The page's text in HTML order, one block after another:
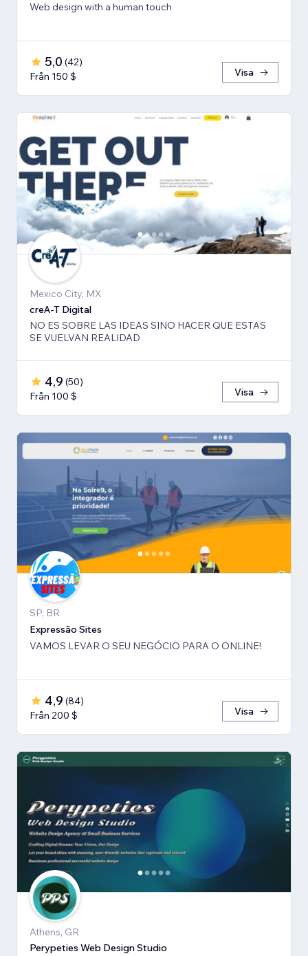
Web design with a human touch
5,0 (42)
Från 150 $
Visa
Mexico City, MX
creA-T Digital
NO ES SOBRE LAS IDEAS SINO HACER QUE ESTAS
SE VUELVAN REALIDAD
4,9 (50)
Från 100 $
Visa
SP, BR
Expressão Sites
VAMOS LEVAR O SEU NEGÓCIO PARA O ONLINE!
4,9 (84)
Från 200 $
Visa
Athens, GR
Perypeties Web Design Studio